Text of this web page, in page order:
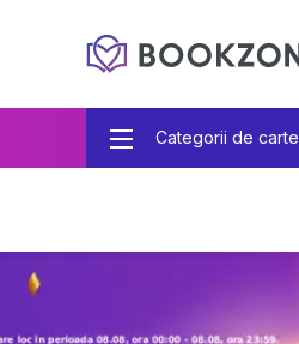
Categorii de carte